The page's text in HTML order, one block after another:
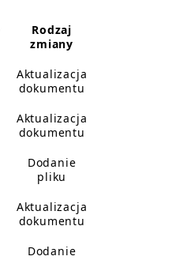
Rodzaj
zmiany
Aktualizacja
dokumentu
Aktualizacja
dokumentu
Dodanie
pliku
Aktualizacja
dokumentu
Dodanie